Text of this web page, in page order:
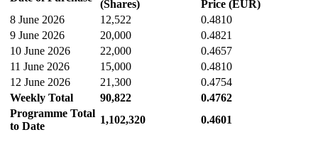
(Shares)
Price (EUR)
8 June 2026
12,522
0.4810
9 June 2026
20,000
0.4821
10 June 2026
22,000
0.4657
11 June 2026
15,000
0.4810
12 June 2026
21,300
0.4754
Weekly Total
90,822
0.4762
Programme Total
to Date
1,102,320 0.4601